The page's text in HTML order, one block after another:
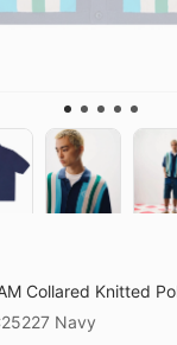
Collared Knitted
Navy